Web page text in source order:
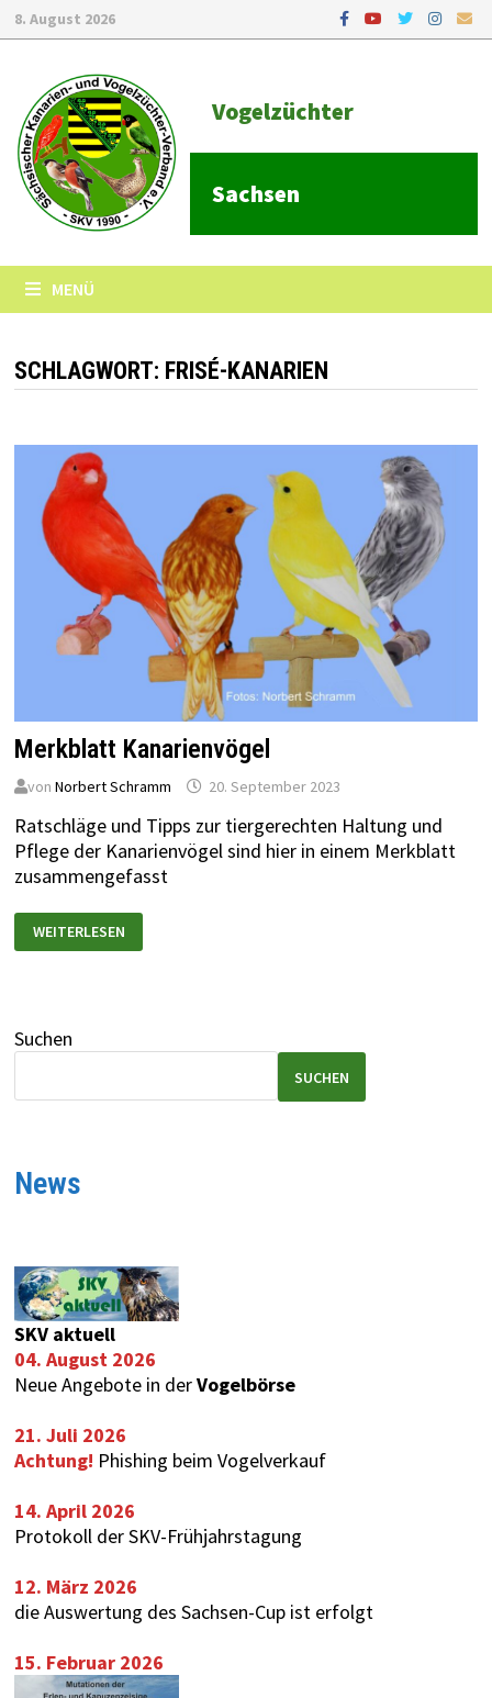
8. August 2026
Vogelzüchter
Sachsen
MENÜ
SCHLAGWORT: FRISÉ-KANARIEN
Merkblatt Kanarienvögel
von Norbert Schramm 20. September 2023
Ratschläge und Tipps zur tiergerechten Haltung und
Pflege der Kanarienvögel sind hier in einem Merkblatt
zusammengefasst
WEITERLESEN
Suchen
SUCHEN
News
SKV aktuell
04. August 2026
Neue Angebote in derVogelbörse
21. Juli 2026
Achtung! Phishing beim Vogelverkauf
14. April 2026
Protokoll der SKV-Frühjahrstagung
12. März 2026
die Auswertung des Sachsen-Cupist erfolgt
15. Februar 2026